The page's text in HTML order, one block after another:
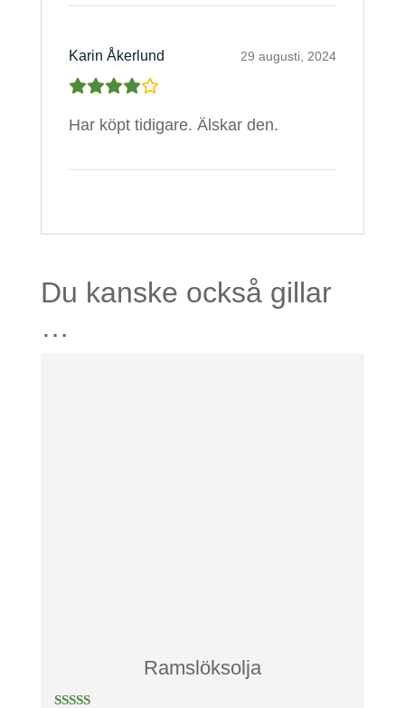
Karin Åkerlund 29 augusti, 2024
Har köpt tidigare. Älskar den.
Du kanske också gillar
…
Ramslöksolja